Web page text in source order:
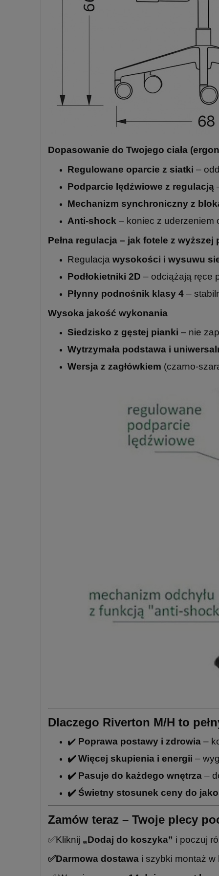
Dopasowanie do Twojego ciała
Regulowane oparcie z siatki –
Podparcie lędźwiowe z regulacją
Mechanizm synchroniczny z
Anti-shock – koniec z uderzeniem
Pełna regulacja – jak fotele z wyższej
Regulacja wysokości i wysuwu
Podłokietniki 2D – odciążają ręce
Płynny podnośnik klasy 4 –
Wysoka jakość wykonania
Siedzisko z gęstej pianki – nie
Wytrzymała podstawa i
Wersja z zagłówkiem (czarno-
Dlaczego Riverton M/H to
✔️ Poprawa postawy i zdrowia –
✔️ Więcej skupienia i energii –
✔️ Pasuje do każdego wnętrza –
✔️ Świetny stosunek ceny do
Zamów teraz – Twoje plecy
✅Kliknij „Dodaj do koszyka” i poczuj
✅Darmowa dostawa i szybki montaż w